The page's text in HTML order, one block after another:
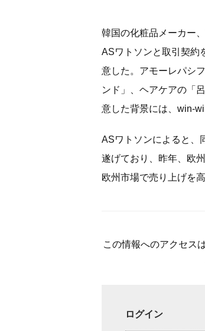
韓国の化粧品メーカー
ASワトソンと取引契約
意した。アモーレパシ
ンド」、ヘアケアの「
意した背景には、win-
ASワトソンによると、
遂げており、昨年、欧
欧州市場で売り上げを
この情報へのアクセス
ログイン